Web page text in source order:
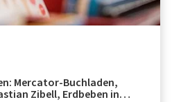
Mercator-Buchladen,
Zibell, Erdbeben in